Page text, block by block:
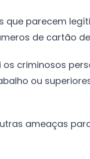
que parecem
de cartão
criminosos
ou
ameaças